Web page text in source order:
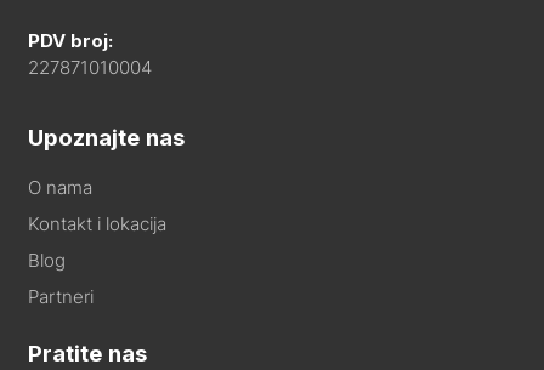
PDV broj:
227871010004
Upoznajte nas
O nama
Kontakt i lokacija
Blog
Partneri
Pratite nas